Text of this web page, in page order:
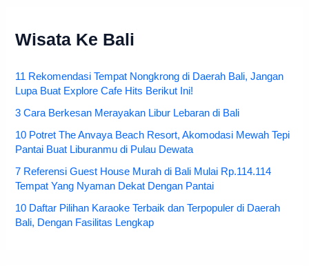
Wisata Ke Bali
11 Rekomendasi Tempat Nongkrong di Daerah Bali, Jangan
Lupa Buat Explore Cafe Hits Berikut Ini!
3 Cara Berkesan Merayakan Libur Lebaran di Bali
10 Potret The Anvaya Beach Resort, Akomodasi Mewah Tepi
Pantai Buat Liburanmu di Pulau Dewata
7 Referensi Guest House Murah di Bali Mulai Rp.114.114
Tempat Yang Nyaman Dekat Dengan Pantai
10 Daftar Pilihan Karaoke Terbaik dan Terpopuler di Daerah
Bali, Dengan Fasilitas Lengkap